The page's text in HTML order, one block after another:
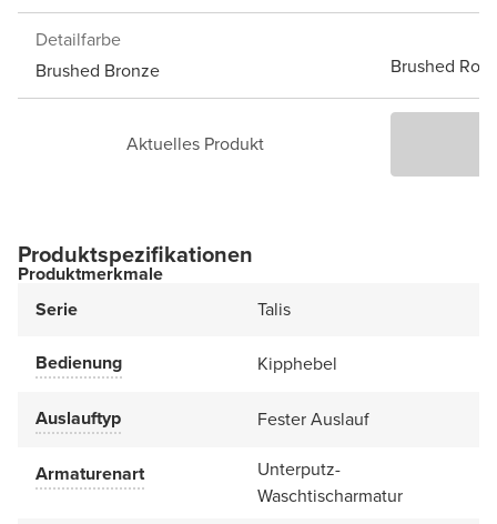
Detailfarbe
Brushed Bronze
Brushed
Aktuelles Produkt
Produktspezifikationen
Produktmerkmale
Serie
Talis
Bedienung Kipphebel
Auslauftyp Fester Auslauf
Armaturenart
Unterputz-
Waschtischarmatur